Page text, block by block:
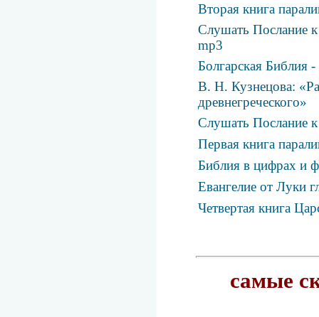
Вторая книга
Слушать Послание к
mp3
Болгарская Библия
В. Н. Кузнецова:
древнегреческого»
Слушать Послание к
Первая книга
Библия в цифрах и
Евангелие от Луки
Четвертая книга
самые